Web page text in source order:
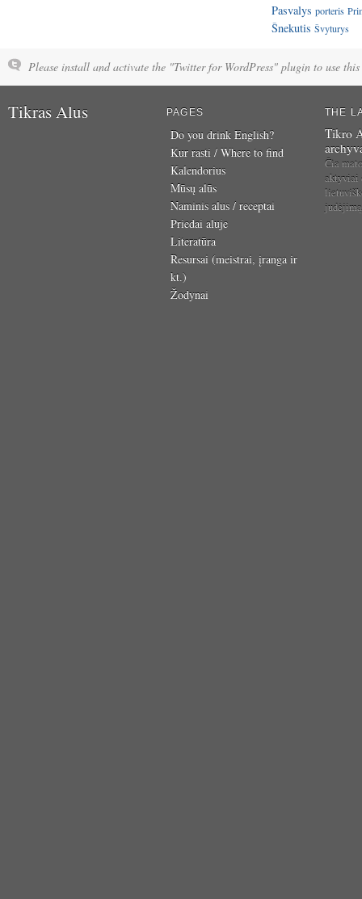
Pasvalys porteris
Šnekutis Švyturys
Please install and activate the "Twitter for WordPress" plugin to use this
Tikras Alus PAGES
Do you drink English?
Kur rasti / Where to find
Kalendorius
Mūsų alūs
Naminis alus / receptai
Priedai aluje
Literatūra
Resursai (meistrai, įranga ir
kt.)
Žodynai
THE
Tikro
Čia
aktyviai